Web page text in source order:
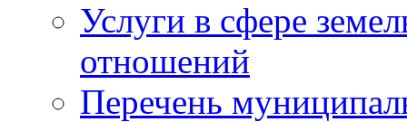
Услуги в сфере
отношений
Перечень